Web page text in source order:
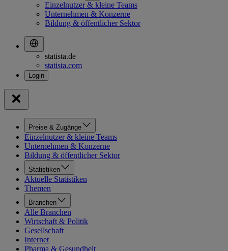
Einzelnutzer & kleine Teams
Unternehmen & Konzerne
Bildung & öffentlicher Sektor
statista.de
statista.com
Preise & Zugänge
Einzelnutzer & kleine Teams
Unternehmen & Konzerne
Bildung & öffentlicher Sektor
Statistiken
Aktuelle Statistiken
Themen
Branchen
Alle Branchen
Wirtschaft & Politik
Gesellschaft
Internet
Pharma & Gesundheit